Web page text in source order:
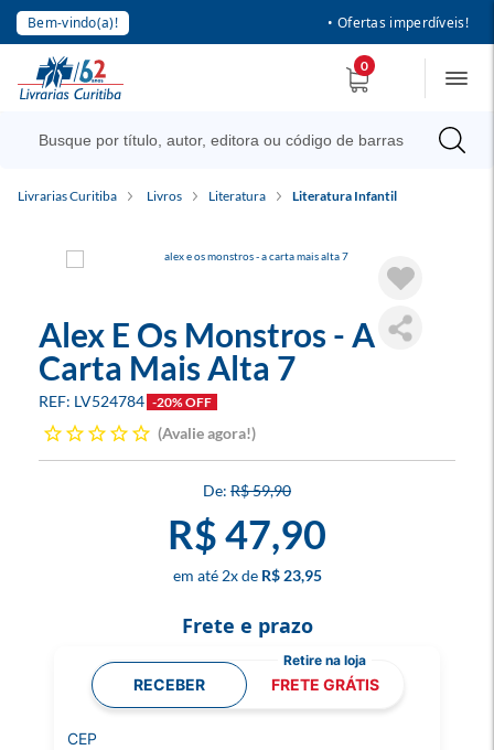
Bem-vindo(a)! • Ofertas imperdíveis!
0
Livrarias Curitiba Livros Literatura Literatura Infantil
Alex E Os Monstros - A
Carta Mais Alta 7
LV524784 -20% OFF
Avalie agora!
R$ 59,90
R$ 47,90
2x R$ 23,95
Frete e prazo
RECEBER FRETE GRÁTIS
CEP